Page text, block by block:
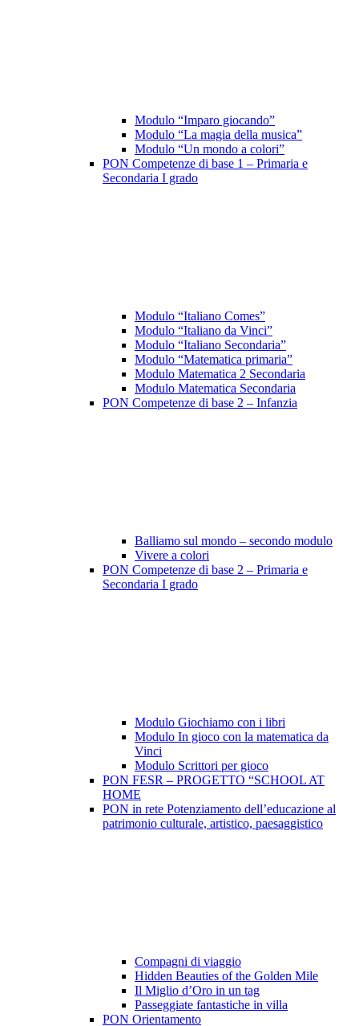
Modulo “Imparo giocando”
Modulo “La magia della musica”
Modulo “Un mondo a colori”
PON Competenze di base 1 – Primaria e
Secondaria I grado
Modulo “Italiano Comes”
Modulo “Italiano da Vinci”
Modulo “Italiano Secondaria”
Modulo “Matematica primaria”
Modulo Matematica 2 Secondaria
Modulo Matematica Secondaria
PON Competenze di base 2 – Infanzia
Balliamo sul mondo – secondo modulo
Vivere a colori
PON Competenze di base 2 – Primaria e
Secondaria I grado
Modulo Giochiamo con i libri
Modulo In gioco con la matematica da
Vinci
Modulo Scrittori per gioco
PON FESR – PROGETTO “SCHOOL AT
HOME
PON in rete Potenziamento dell’educazione al
patrimonio culturale, artistico, paesaggistico
Compagni di viaggio
Hidden Beauties of the Golden Mile
Il Miglio d’Oro in un tag
Passeggiate fantastiche in villa
PON Orientamento